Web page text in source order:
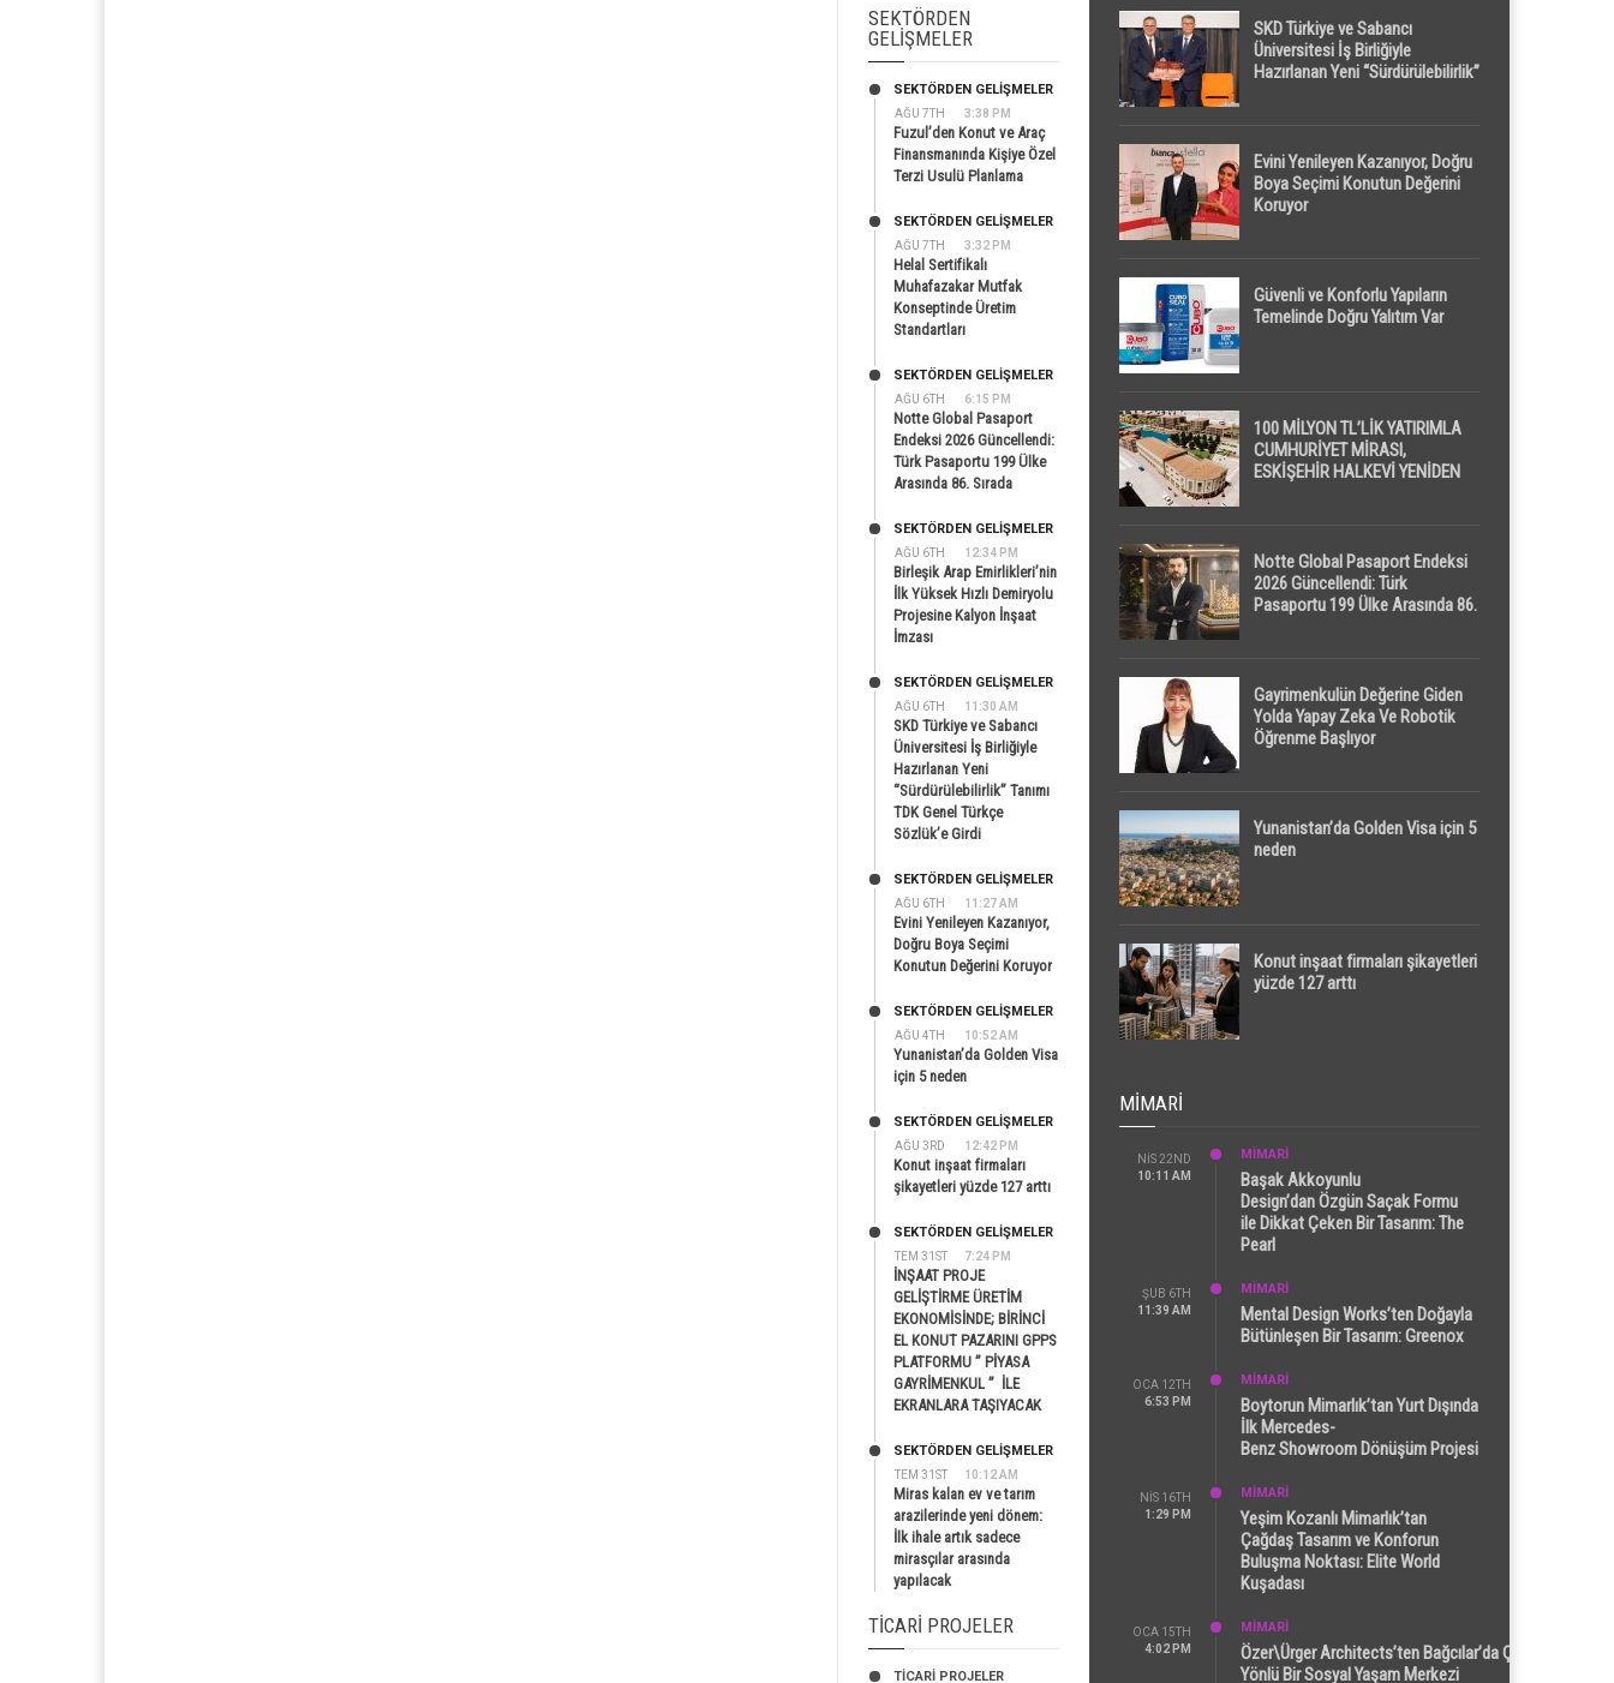
SEKTÖRDEN
GELIŞMELER
AĞU 7TH 3:38 PM
SEKTÖRDEN GELIŞMELER
Fuzul’den Konut ve Araç
Finansmanında Kişiye Özel
Terzi Usulü Planlama
AĞU 7TH 3:32 PM
SEKTÖRDEN GELIŞMELER
Helal Sertifikalı
Muhafazakar Mutfak
Konseptinde Üretim
Standartları
AĞU 6TH 6:15 PM
SEKTÖRDEN GELIŞMELER
Notte Global Pasaport
Endeksi 2026 Güncellendi:
Türk Pasaportu 199 Ülke
Arasında 86. Sırada
AĞU 6TH 12:34 PM
SEKTÖRDEN GELIŞMELER
Birleşik Arap Emirlikleri’nin
İlk Yüksek Hızlı Demiryolu
Projesine Kalyon İnşaat
İmzası
AĞU 6TH 11:30 AM
SEKTÖRDEN GELIŞMELER
SKD Türkiye ve Sabancı
Üniversitesi İş Birliğiyle
Hazırlanan Yeni
“Sürdürülebilirlik” Tanımı
TDK Genel Türkçe
Sözlük’e Girdi
AĞU 6TH 11:27 AM
SEKTÖRDEN GELIŞMELER
Evini Yenileyen Kazanıyor,
Doğru Boya Seçimi
Konutun Değerini Koruyor
AĞU 4TH 10:52 AM
SEKTÖRDEN GELIŞMELER
Yunanistan’da Golden Visa
için 5 neden
AĞU 3RD 12:42 PM
SEKTÖRDEN GELIŞMELER
Konut inşaat firmaları
şikayetleri yüzde 127 arttı
TEM 31ST 7:24 PM
SEKTÖRDEN GELIŞMELER
İNŞAAT PROJE
GELİŞTİRME ÜRETİM
EKONOMİSİNDE; BİRİNCİ
EL KONUT PAZARINI GPPS
PLATFORMU ” PİYASA
GAYRİMENKUL ” İLE
EKRANLARA TAŞIYACAK
TEM 31ST 10:12 AM
SEKTÖRDEN GELIŞMELER
Miras kalan ev ve tarım
arazilerinde yeni dönem:
İlk ihale artık sadece
mirasçılar arasında
yapılacak
TICARI PROJELER
TİCARİ PROJELER
SKD Türkiye ve Sabancı
Üniversitesi İş Birliğiyle
Hazırlanan Yeni “Sürdürülebilirlik”
Evini Yenileyen Kazanıyor, Doğru
Boya Seçimi Konutun Değerini
Koruyor
Güvenli ve Konforlu Yapıların
Temelinde Doğru Yalıtım Var
100 MİLYON TL’LİK YATIRIMLA
CUMHURİYET MİRASI,
ESKİŞEHİR HALKEVİ YENİDEN
Notte Global Pasaport Endeksi
2026 Güncellendi: Türk
Pasaportu 199 Ülke Arasında 86.
Gayrimenkulün Değerine Giden
Yolda Yapay Zeka Ve Robotik
Öğrenme Başlıyor
Yunanistan’da Golden Visa için 5
neden
Konut inşaat firmaları şikayetleri
yüzde 127 arttı
MIMARI
NIS 22ND
10:11 AM
MİMARİ
Başak Akkoyunlu
Design’dan Özgün Saçak Formu
ile Dikkat Çeken Bir Tasarım: The
Pearl
ŞUB 6TH
11:39 AM
MİMARİ
Mental Design Works’ten Doğayla
Bütünleşen Bir Tasarım: Greenox
OCA 12TH
6:53 PM
MİMARİ
Boytorun Mimarlık’tan Yurt Dışında
İlk Mercedes-
Benz Showroom Dönüşüm Projesi
NIS 16TH
1:29 PM
MİMARİ
Yeşim Kozanlı Mimarlık’tan
Çağdaş Tasarım ve Konforun
Buluşma Noktası: Elite World
Kuşadası
OCA 15TH
4:02 PM
MİMARİ
Özer\Ürger Architects’ten Bağcılar’da Çok
Yönlü Bir Sosyal Yaşam Merkezi